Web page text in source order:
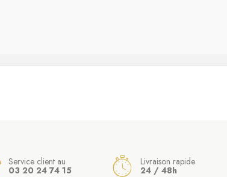
Service client au
03 20 24 74 15
Livraison rapide
24 / 48h